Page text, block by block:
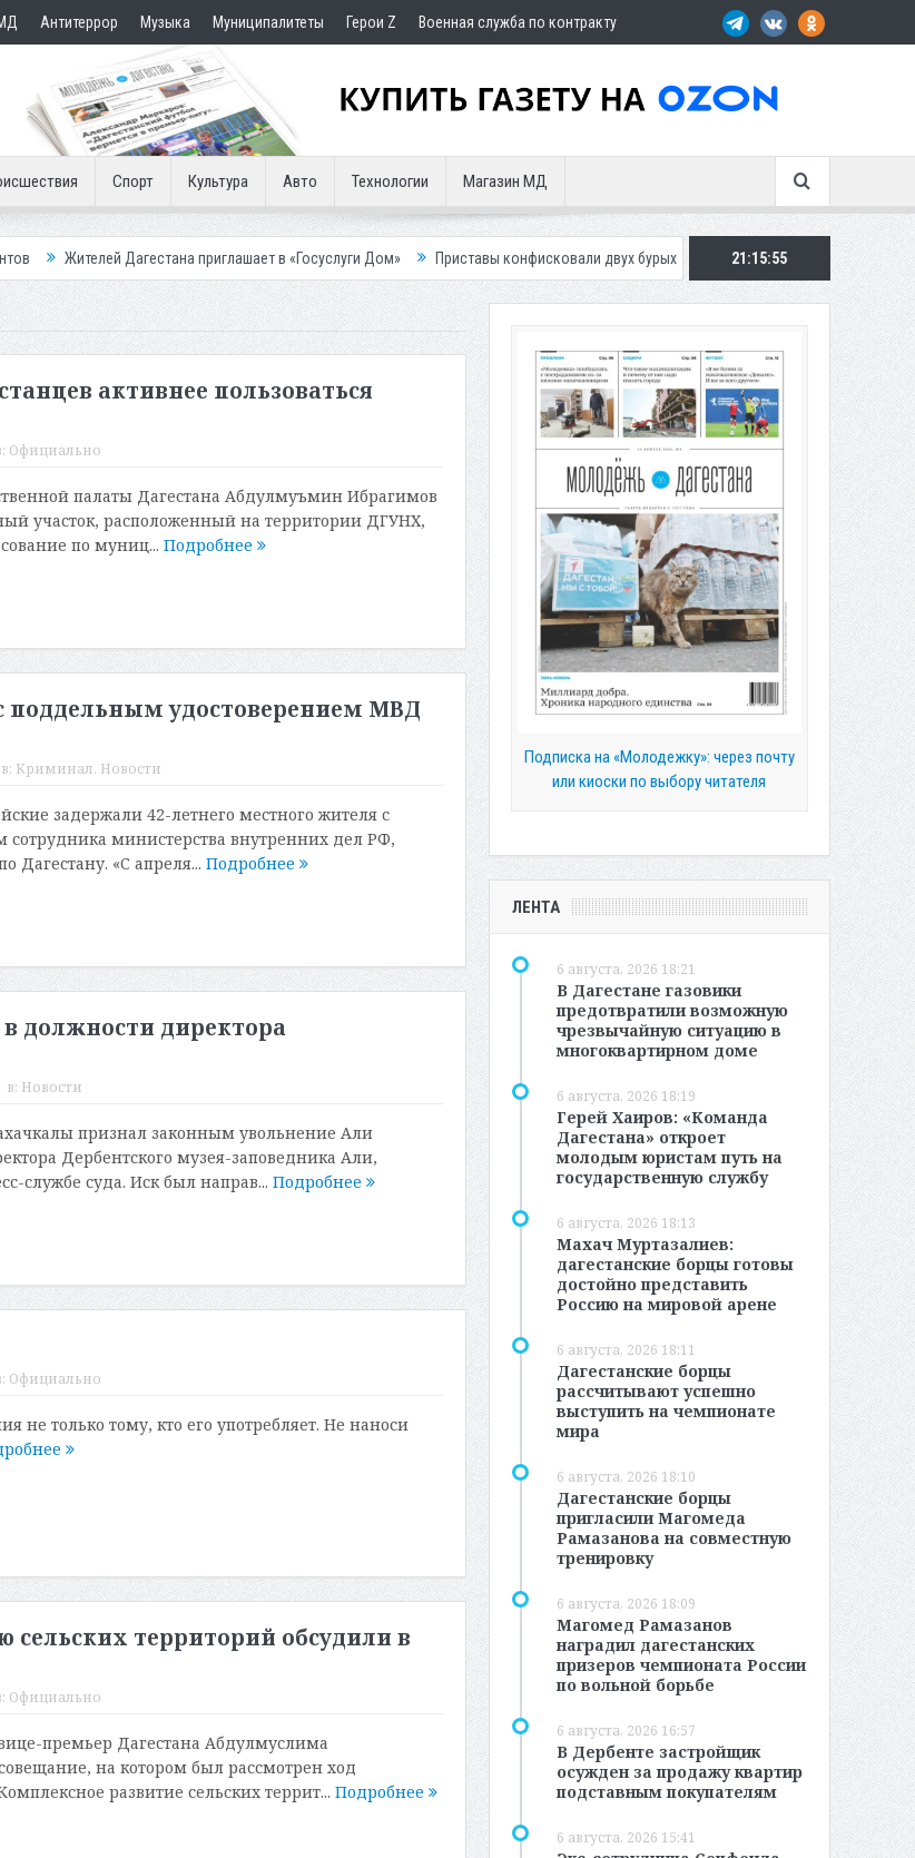
Антитеррор Музыка Муниципалитеты Герои Z Военная служба по контракту
Спорт Культура Авто Технологии Магазин МД
Дагестана приглашает в «Госуслуги Дом» Приставы конфисковали двух бурых медведей у жителя Дагестана
21:15:56
активнее пользоваться
Официально
палаты Дагестана Абдулмуъмин Ибрагимов
участок, расположенный на территории ДГУНХ,
по муниц... Подробнее
поддельным удостоверением МВД
в: Криминал, Новости
задержали 42-летнего местного жителя с
министерства внутренних дел РФ,
Дагестану. «С апреля... Подробнее
должности директора
в: Новости
признал законным увольнение Али
Дербентского музея-заповедника Али,
службе суда. Иск был направ... Подробнее
Официально
не только тому, кто его употребляет. Не наноси
территорий обсудили в
Официально
премьер Дагестана Абдулмуслима
на котором был рассмотрен ход
развитие сельских террит... Подробнее
Подписка на «Молодежку»: через почту
или киоски по выбору читателя
ЛЕНТА
6 августа, 2026 18:21
В Дагестане газовики
предотвратили возможную
чрезвычайную ситуацию в
многоквартирном доме
6 августа, 2026 18:19
Герей Хаиров: «Команда
Дагестана» откроет
молодым юристам путь на
государственную службу
6 августа, 2026 18:13
Махач Муртазалиев:
дагестанские борцы готовы
достойно представить
Россию на мировой арене
6 августа, 2026 18:11
Дагестанские борцы
рассчитывают успешно
выступить на чемпионате
мира
6 августа, 2026 18:10
Дагестанские борцы
пригласили Магомеда
Рамазанова на совместную
тренировку
6 августа, 2026 18:09
Магомед Рамазанов
наградил дагестанских
призеров чемпионата России
по вольной борьбе
6 августа, 2026 16:57
В Дербенте застройщик
осужден за продажу квартир
подставным покупателям
6 августа, 2026 15:41